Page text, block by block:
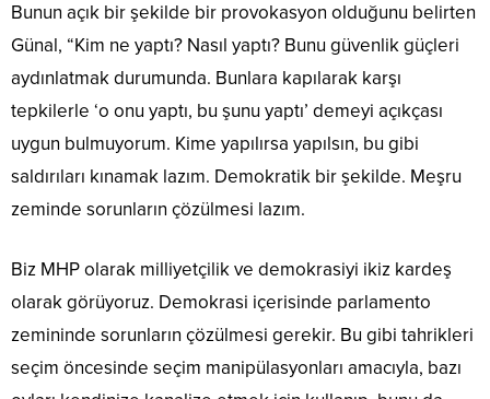
Bunun açık bir şekilde bir provokasyon olduğunu belirten
Günal, “Kim ne yaptı? Nasıl yaptı? Bunu güvenlik güçleri
aydınlatmak durumunda. Bunlara kapılarak karşı
tepkilerle ‘o onu yaptı, bu şunu yaptı’ demeyi açıkçası
uygun bulmuyorum. Kime yapılırsa yapılsın, bu gibi
saldırıları kınamak lazım. Demokratik bir şekilde. Meşru
zeminde sorunların çözülmesi lazım.
Biz MHP olarak milliyetçilik ve demokrasiyi ikiz kardeş
olarak görüyoruz. Demokrasi içerisinde parlamento
zemininde sorunların çözülmesi gerekir. Bu gibi tahrikleri
seçim öncesinde seçim manipülasyonları amacıyla, bazı